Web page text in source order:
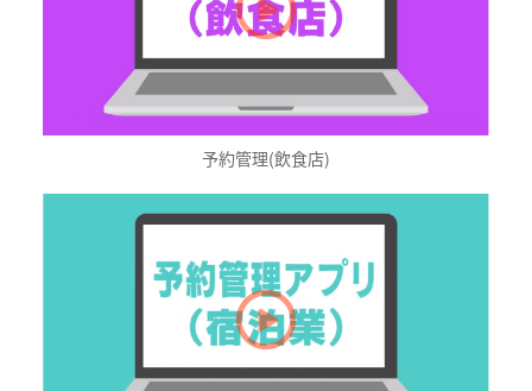
予約管理(飲食店)